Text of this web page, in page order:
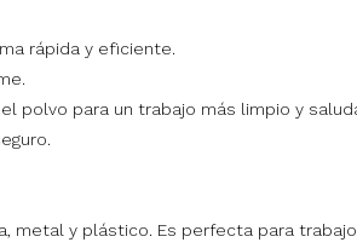
rápida y eficiente.
polvo para un trabajo más limpio y
metal y plástico. Es perfecta para